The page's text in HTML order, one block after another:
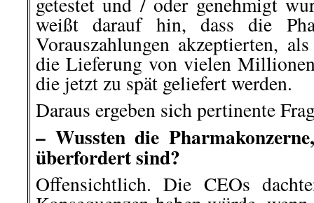
weißt darauf hin, dass die
Vorauszahlungen akzeptierten,
die Lieferung von vielen
die jetzt zu spät geliefert werden.
Daraus ergeben sich pertinente
– Wussten die
überfordert sind?
Offensichtlich. Die CEOs